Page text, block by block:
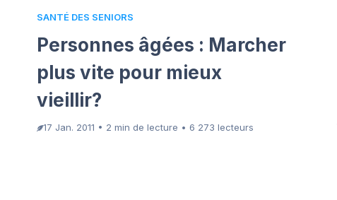
SANTÉ DES SENIORS
Personnes âgées : Marcher
plus vite pour mieux
vieillir?
17 Jan. 2011 • 2 min de lecture • 6 273 lecteurs